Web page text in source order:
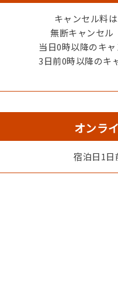
キャンセル料
無断キャンセル
当日0時以降のキ
3日前0時以降のキ
オンラ
宿泊日1日